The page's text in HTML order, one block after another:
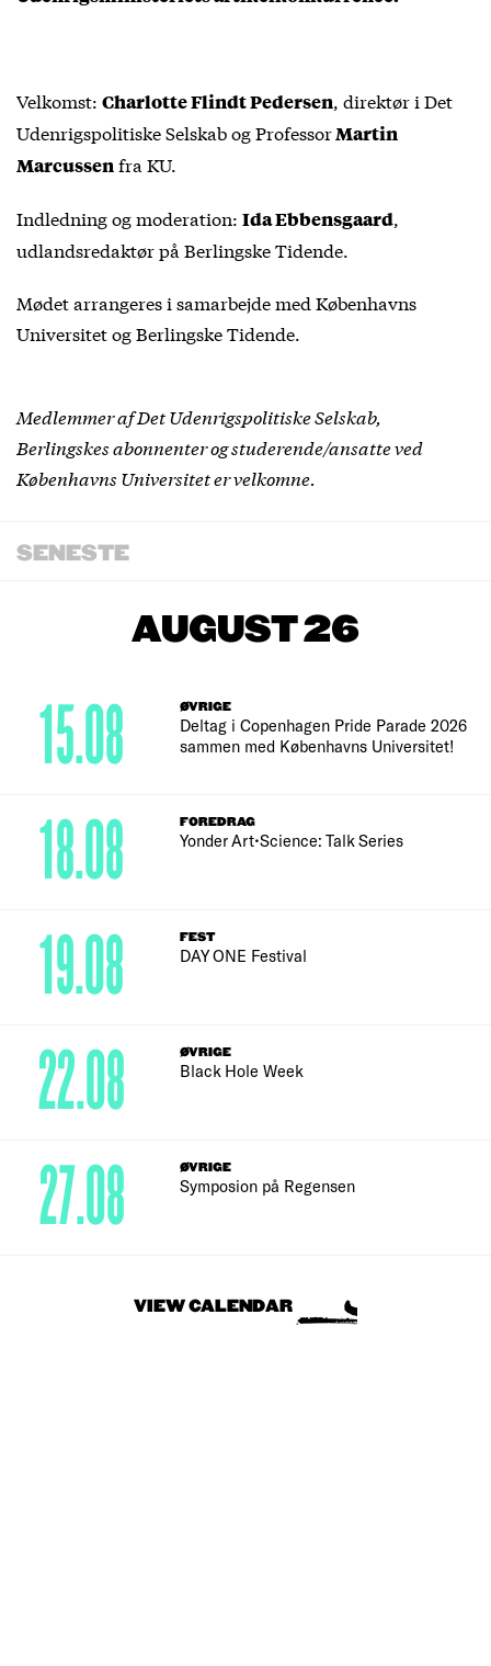
Velkomst: Charlotte Flindt Pedersen, direktør i Det
Udenrigspolitiske Selskab og ProfessorMartin
Marcussenfra KU.
Indledning og moderation: Ida Ebbensgaard,
udlandsredaktør på Berlingske Tidende.
Mødet arrangeres i samarbejde med Københavns
Universitet og Berlingske Tidende.
Medlemmer af Det Udenrigspolitiske Selskab,
Berlingskes abonnenter og studerende/ansatte ved
Københavns Universitet er velkomne.
SENESTE
AUGUST 26
ØVRIGE
Deltag i Copenhagen Pride Parade 2026
sammen med Københavns Universitet!
15.08
FOREDRAG
Yonder Art•Science: Talk Series
18.08
FEST
DAY ONE Festival
19.08
ØVRIGE
Black Hole Week
22.08
ØVRIGE
Symposion på Regensen
27.08
VIEW CALENDAR